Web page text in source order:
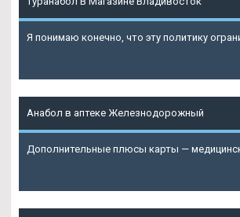
Я понимаю конечно, что эту политику
Анабол в аптеке Железнодорожный
Дополнительные плюсы карты —